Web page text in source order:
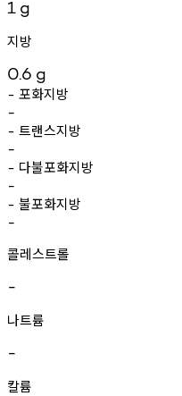
1 g
지방
0.6 g
- 포화지방
-
- 트랜스지방
-
- 다불포화지방
-
- 불포화지방
-
콜레스트롤
-
나트륨
-
칼륨